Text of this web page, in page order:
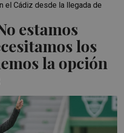
estamos
los
la opción
el Cádiz desde la llegada de